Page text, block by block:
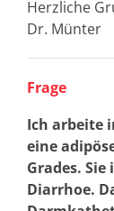
Herzliche
Dr. Münter
Frage
Ich arbeite
eine
Grades.
Diarrhoe.